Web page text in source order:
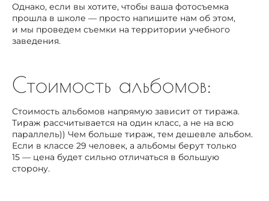
Однако, если вы хотите, чтобы ваша фотосъемка
прошла в школе — просто напишите нам об этом,
и мы проведем съемки на территории учебного
заведения.
Стоимость альбомов:
Стоимость альбомов напрямую зависит от тиража.
Тираж рассчитывается на один класс, а не на всю
параллель)) Чем больше тираж, тем дешевле альбом.
Если в классе 29 человек, а альбомы берут только
15 — цена будет сильно отличаться в большую
сторону.